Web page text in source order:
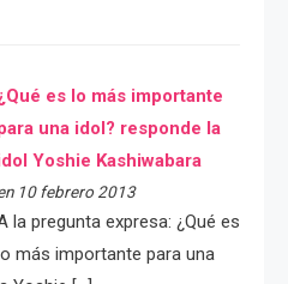
es lo más importante
una idol? responde la
Yoshie Kashiwabara
10 febrero 2013
la pregunta expresa: ¿Qué es
más importante para una